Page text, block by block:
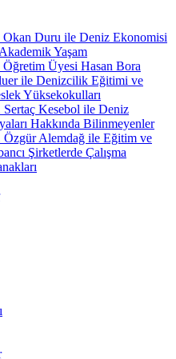
Okan Duru ile Deniz Ekonomisi
Yaşam
Öğretim Üyesi Hasan Bora
ile Denizcilik Eğitimi ve
Yüksekokulları
Sertaç Kesebol ile Deniz
Hakkında Bilinmeyenler
Özgür Alemdağ ile Eğitim ve
Şirketlerde Çalışma